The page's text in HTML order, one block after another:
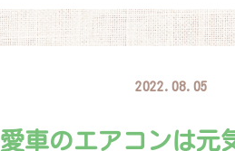
2022.08.05
愛車のエアコンは元